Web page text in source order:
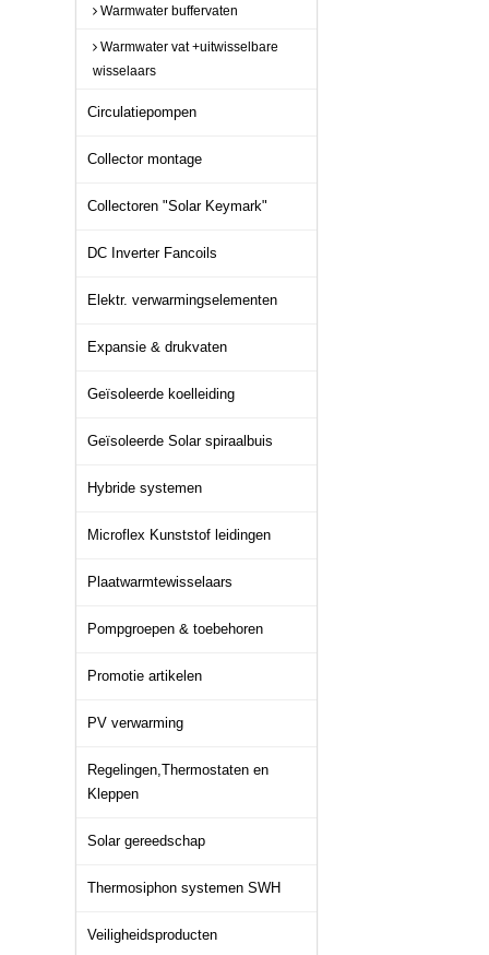
Warmwater buffervaten
Warmwater vat +uitwisselbare
wisselaars
Circulatiepompen
Collector montage
Collectoren "Solar Keymark"
DC Inverter Fancoils
Elektr. verwarmingselementen
Expansie & drukvaten
Geïsoleerde koelleiding
Geïsoleerde Solar spiraalbuis
Hybride systemen
Microflex Kunststof leidingen
Plaatwarmtewisselaars
Pompgroepen & toebehoren
Promotie artikelen
PV verwarming
Regelingen,Thermostaten en
Kleppen
Solar gereedschap
Thermosiphon systemen SWH
Veiligheidsproducten